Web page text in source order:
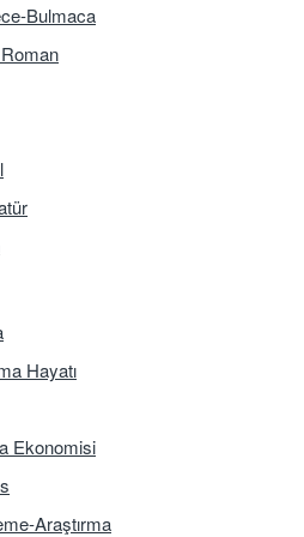
Bulmaca
Hayatı
Ekonomisi
Araştırma